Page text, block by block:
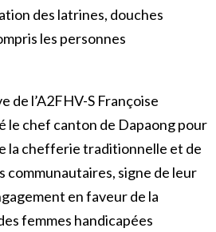
des latrines, douches
les personnes
de l’A2FHV-S Françoise
le chef canton de Dapaong pour
la chefferie traditionnelle et de
communautaires, signe de leur
en faveur de la
femmes handicapées